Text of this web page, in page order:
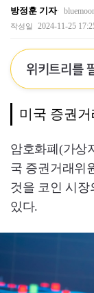
방정훈 기자
작성일 2024-11-25
위키트리를
미국 증권
암호화폐(가상
국 증권거래위
것을 코인 시장
있다.